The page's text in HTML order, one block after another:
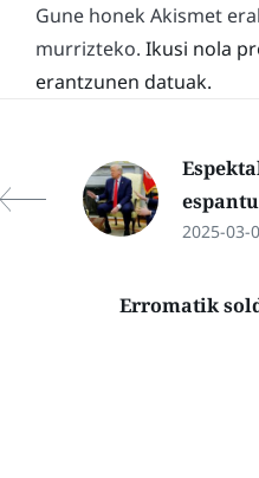
Gune honek Akismet
murrizteko. Ikusi nola
erantzunen datuak.
2025-03-
Erromatik